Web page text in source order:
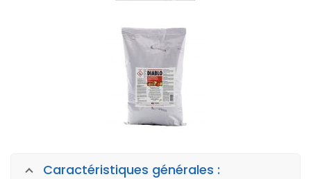
Caractéristiques générales :